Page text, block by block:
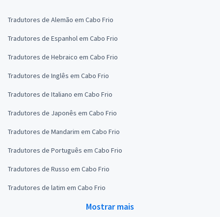
Tradutores de Alemão em Cabo Frio
Tradutores de Espanhol em Cabo Frio
Tradutores de Hebraico em Cabo Frio
Tradutores de Inglês em Cabo Frio
Tradutores de Italiano em Cabo Frio
Tradutores de Japonês em Cabo Frio
Tradutores de Mandarim em Cabo Frio
Tradutores de Português em Cabo Frio
Tradutores de Russo em Cabo Frio
Tradutores de latim em Cabo Frio
Mostrar mais